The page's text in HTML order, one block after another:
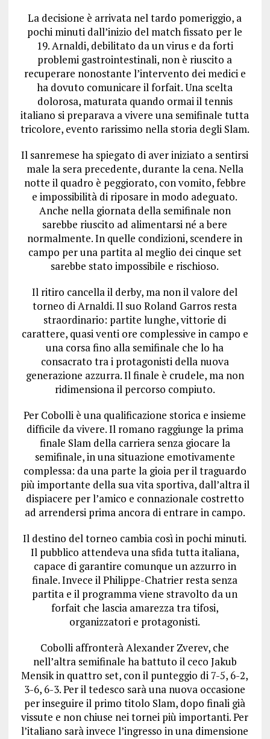
La decisione è arrivata nel tardo pomeriggio, a
pochi minuti dall’inizio del match fissato per le
19. Arnaldi, debilitato da un virus e da forti
problemi gastrointestinali, non è riuscito a
recuperare nonostante l’intervento dei medici e
ha dovuto comunicare il forfait. Una scelta
dolorosa, maturata quando ormai il tennis
italiano si preparava a vivere una semifinale tutta
tricolore, evento rarissimo nella storia degli Slam.
Il sanremese ha spiegato di aver iniziato a sentirsi
male la sera precedente, durante la cena. Nella
notte il quadro è peggiorato, con vomito, febbre
e impossibilità di riposare in modo adeguato.
Anche nella giornata della semifinale non
sarebbe riuscito ad alimentarsi né a bere
normalmente. In quelle condizioni, scendere in
campo per una partita al meglio dei cinque set
sarebbe stato impossibile e rischioso.
Il ritiro cancella il derby, ma non il valore del
torneo di Arnaldi. Il suo Roland Garros resta
straordinario: partite lunghe, vittorie di
carattere, quasi venti ore complessive in campo e
una corsa fino alla semifinale che lo ha
consacrato tra i protagonisti della nuova
generazione azzurra. Il finale è crudele, ma non
ridimensiona il percorso compiuto.
Per Cobolli è una qualificazione storica e insieme
difficile da vivere. Il romano raggiunge la prima
finale Slam della carriera senza giocare la
semifinale, in una situazione emotivamente
complessa: da una parte la gioia per il traguardo
più importante della sua vita sportiva, dall’altra il
dispiacere per l’amico e connazionale costretto
ad arrendersi prima ancora di entrare in campo.
Il destino del torneo cambia così in pochi minuti.
Il pubblico attendeva una sfida tutta italiana,
capace di garantire comunque un azzurro in
finale. Invece il Philippe-Chatrier resta senza
partita e il programma viene stravolto da un
forfait che lascia amarezza tra tifosi,
organizzatori e protagonisti.
Cobolli affronterà Alexander Zverev, che
nell’altra semifinale ha battuto il ceco Jakub
Mensik in quattro set, con il punteggio di 7-5, 6-2,
3-6, 6-3. Per il tedesco sarà una nuova occasione
per inseguire il primo titolo Slam, dopo finali già
vissute e non chiuse nei tornei più importanti. Per
l’italiano sarà invece l’ingresso in una dimensione